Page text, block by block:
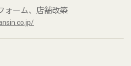
ォーム、店舗改築